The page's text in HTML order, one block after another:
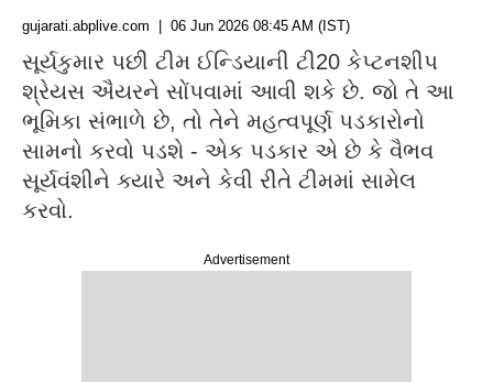
Advertisement
gujarati.abplive.com | 06 Jun 2026 08:45 AM (IST)
સૂર્યકુમાર પછી ટીમ ઈન્ડિયાની ટી20 કેપ્ટનશીપ
શ્રેયસ ઐયરને સોંપવામાં આવી શકે છે. જો તે આ
ભૂમિકા સંભાળે છે, તો તેને મહત્વપૂર્ણ પડકારોનો
સામનો કરવો પડશે - એક પડકાર એ છે કે વૈભવ
સૂર્યવંશીને ક્યારે અને કેવી રીતે ટીમમાં સામેલ
કરવો.